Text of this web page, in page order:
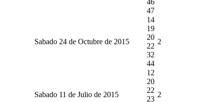
47
Sabado 24 de Octubre de 2015
14
19
20
22
32
44
2
Sabado 11 de Julio de 2015
12
20
22
23
2